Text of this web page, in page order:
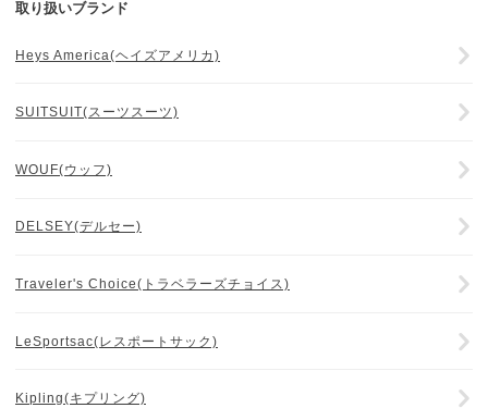
取り扱いブランド
Heys America(ヘイズアメリカ)
SUITSUIT(スーツスーツ)
WOUF(ウッフ)
DELSEY(デルセー)
Traveler's Choice(トラベラーズチョイス)
LeSportsac(レスポートサック)
Kipling(キプリング)